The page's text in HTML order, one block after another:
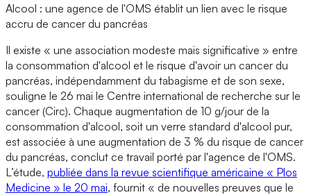
Alcool : une agence de l'OMS établit un lien avec le risque
accru de cancer du pancréas
Il existe « une association modeste mais significative » entre
la consommation d'alcool et le risque d'avoir un cancer du
pancréas, indépendamment du tabagisme et de son sexe,
souligne le 26 mai le Centre international de recherche sur le
cancer (Circ). Chaque augmentation de 10 g/jour de la
consommation d'alcool, soit un verre standard d'alcool pur,
est associée à une augmentation de 3 % du risque de cancer
du pancréas, conclut ce travail porté par l'agence de l'OMS.
L’étude, publiée dans la revue scientifique américaine « Plos
Medicine » le 20 mai, fournit « de nouvelles preuves que le